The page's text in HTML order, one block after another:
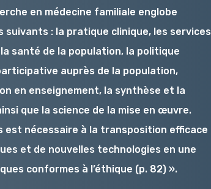
en médecine familiale englobe
suivants : la pratique clinique, les services
santé de la population, la politique
auprès de la population,
en enseignement, la synthèse et la
que la science de la mise en œuvre.
est nécessaire à la transposition efficace
et de nouvelles technologies en une
conformes à l’éthique (p. 82) ».